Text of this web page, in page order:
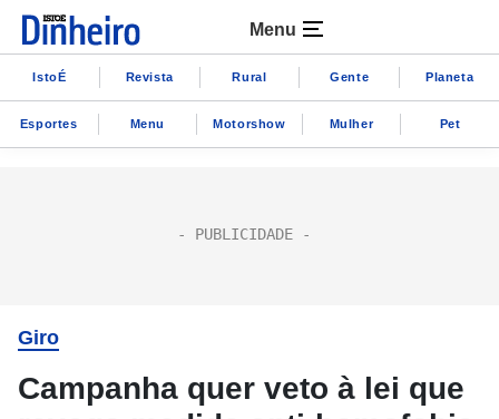
Menu
IstoÉ Revista Rural Gente Planeta
Esportes Menu Motorshow Mulher Pet
Giro
Campanha quer veto à lei que